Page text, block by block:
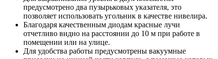
предусмотрено два пузырьковых указателя, это
позволяет использовать угольник в качестве нивелира.
Благодаря качественным диодам красные лучи
отчетливо видно на расстоянии до 10 м при работе в
помещении или на улице.
Для удобства работы предусмотрены вакуумные